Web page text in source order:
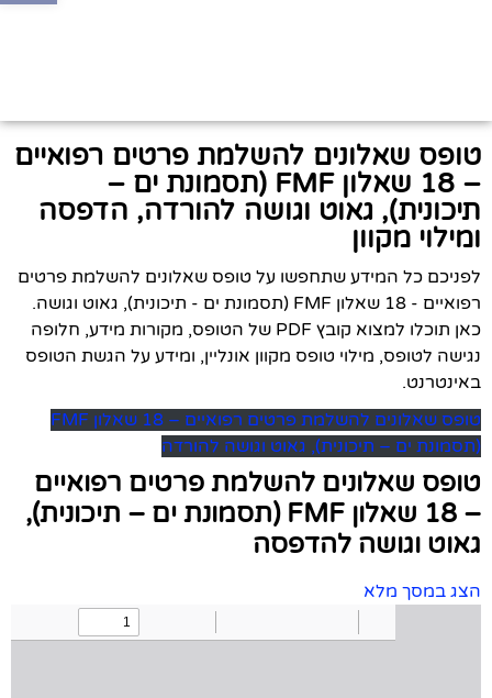
טופס שאלונים להשלמת פרטים רפואיים
– 18 שאלון FMF (תסמונת ים –
תיכונית), גאוט וגושה להורדה, הדפסה
ומילוי מקוון
לפניכם כל המידע שתחפשו על טופס שאלונים להשלמת פרטים
רפואיים - 18 שאלון FMF (תסמונת ים - תיכונית), גאוט וגושה.
כאן תוכלו למצוא קובץ PDF של הטופס, מקורות מידע, חלופה
נגישה לטופס, מילוי טופס מקוון אונליין, ומידע על הגשת הטופס
באינטרנט.
טופס שאלונים להשלמת פרטים רפואיים – 18 שאלון FMF
(תסמונת ים – תיכונית), גאוט וגושה להורדה
טופס שאלונים להשלמת פרטים רפואיים
– 18 שאלון FMF (תסמונת ים – תיכונית),
גאוט וגושה להדפסה
הצג במסך מלא